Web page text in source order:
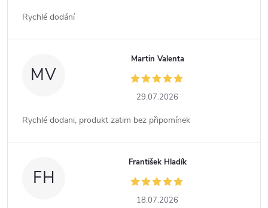
Rychlé dodání
MV
Martin Valenta
29.07.2026
Rychlé dodani, produkt zatim bez připomínek
FH
František Hladík
18.07.2026